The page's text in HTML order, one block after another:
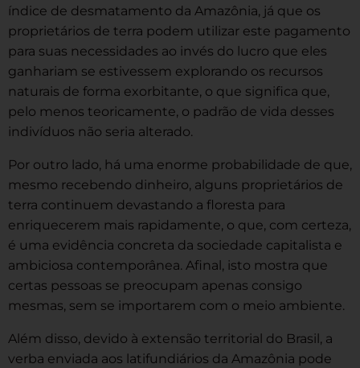
índice de desmatamento da Amazônia, já que os
proprietários de terra podem utilizar este pagamento
para suas necessidades ao invés do lucro que eles
ganhariam se estivessem explorando os recursos
naturais de forma exorbitante, o que significa que,
pelo menos teoricamente, o padrão de vida desses
indivíduos não seria alterado.
Por outro lado, há uma enorme probabilidade de que,
mesmo recebendo dinheiro, alguns proprietários de
terra continuem devastando a floresta para
enriquecerem mais rapidamente, o que, com certeza,
é uma evidência concreta da sociedade capitalista e
ambiciosa contemporânea. Afinal, isto mostra que
certas pessoas se preocupam apenas consigo
mesmas, sem se importarem com o meio ambiente.
Além disso, devido à extensão territorial do Brasil, a
verba enviada aos latifundiários da Amazônia pode